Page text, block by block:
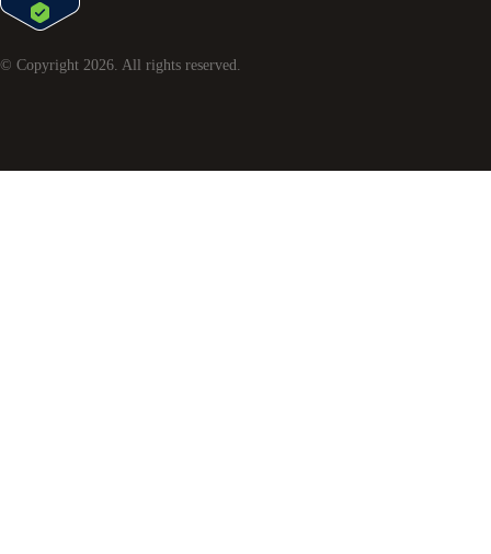
© Copyright 2026 . All rights reserved.